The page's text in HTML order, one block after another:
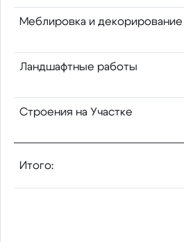
Меблировка и декорирование
Ландшафтные работы
Строения на Участке
Итого: